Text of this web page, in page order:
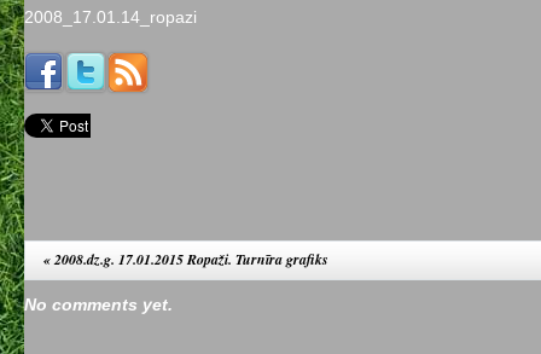
2008_17.01.14_ropazi
«2008.dz.g. 17.01.2015 Ropaži. Turnīra grafiks
No comments yet.